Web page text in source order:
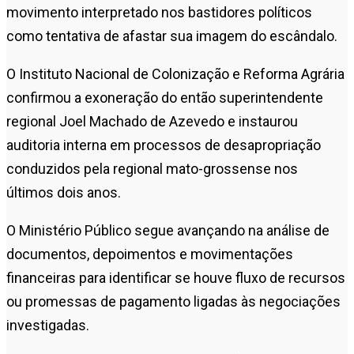
movimento interpretado nos bastidores políticos
como tentativa de afastar sua imagem do escândalo.
O Instituto Nacional de Colonização e Reforma Agrária
confirmou a exoneração do então superintendente
regional Joel Machado de Azevedo e instaurou
auditoria interna em processos de desapropriação
conduzidos pela regional mato-grossense nos
últimos dois anos.
O Ministério Público segue avançando na análise de
documentos, depoimentos e movimentações
financeiras para identificar se houve fluxo de recursos
ou promessas de pagamento ligadas às negociações
investigadas.